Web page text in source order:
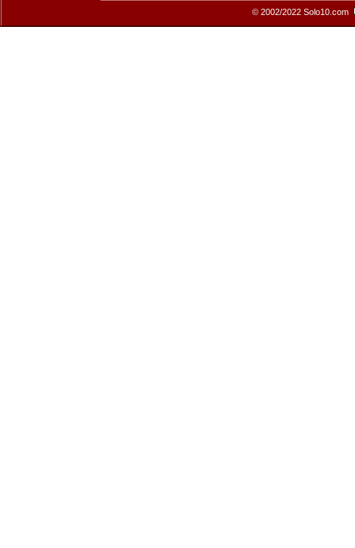
© 2002/2022 Solo10.com